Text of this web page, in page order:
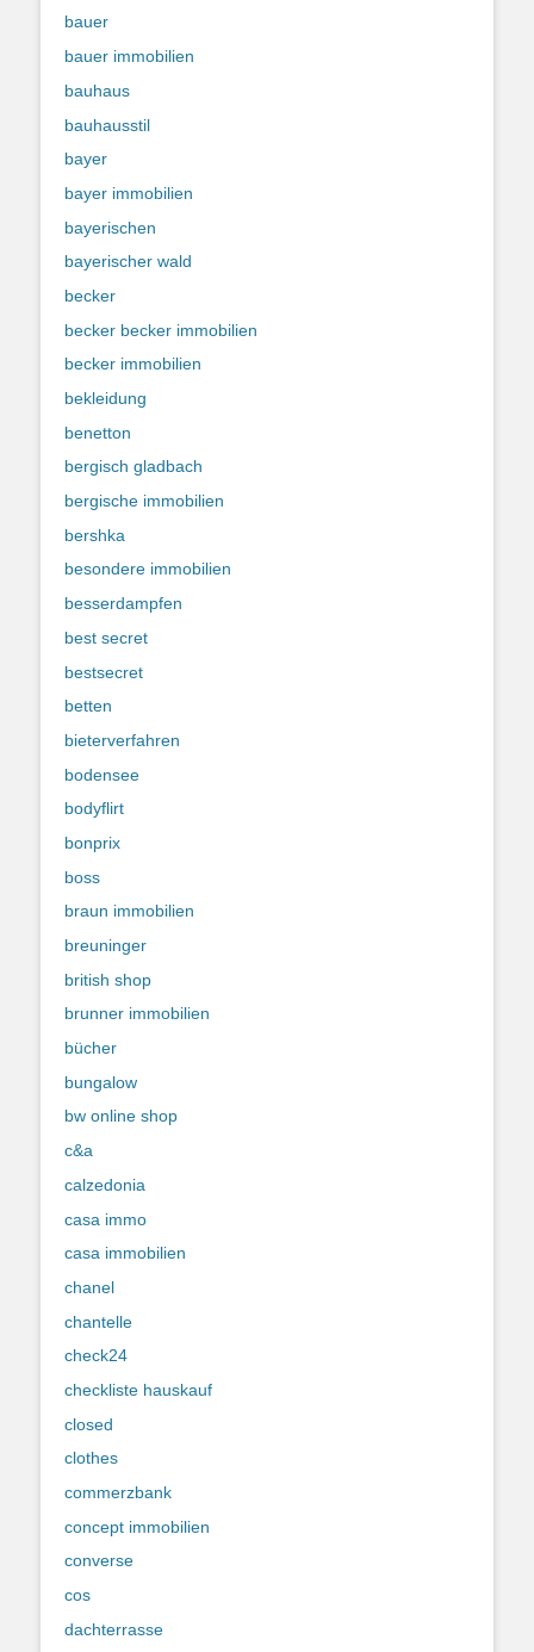
bauer
bauer immobilien
bauhaus
bauhausstil
bayer
bayer immobilien
bayerischen
bayerischer wald
becker
becker becker immobilien
becker immobilien
bekleidung
benetton
bergisch gladbach
bergische immobilien
bershka
besondere immobilien
besserdampfen
best secret
bestsecret
betten
bieterverfahren
bodensee
bodyflirt
bonprix
boss
braun immobilien
breuninger
british shop
brunner immobilien
bücher
bungalow
bw online shop
c&a
calzedonia
casa immo
casa immobilien
chanel
chantelle
check24
checkliste hauskauf
closed
clothes
commerzbank
concept immobilien
converse
cos
dachterrasse